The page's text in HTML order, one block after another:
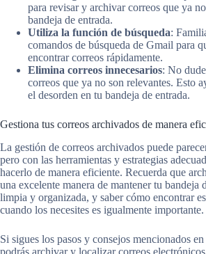
para revisar y archivar correos que ya
bandeja de entrada.
Utiliza la función de búsqueda:
comandos de búsqueda de Gmail para
encontrar correos rápidamente.
Elimina correos innecesarios: No
correos que ya no son relevantes. Esto
el desorden en tu bandeja de entrada.
Gestiona tus correos archivados de manera
La gestión de correos archivados puede
pero con las herramientas y estrategias
hacerlo de manera eficiente. Recuerda que
una excelente manera de mantener tu bandeja
limpia y organizada, y saber cómo encontrar
cuando los necesites es igualmente importante.
Si sigues los pasos y consejos mencionados
podrás archivar y localizar correos